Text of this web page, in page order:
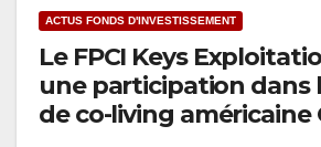
ACTUS FONDS D'INVESTISSEMENT
Le FPCI Keys
une participation dans
de co-living américaine